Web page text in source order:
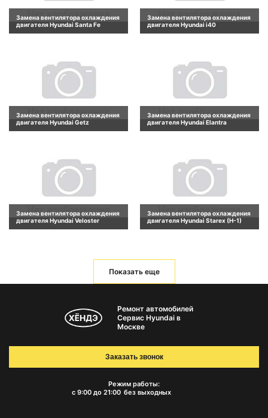
Замена вентилятора охлаждения
двигателя Hyundai Santa Fe
Замена вентилятора охлаждения
двигателя Hyundai i40
Замена вентилятора охлаждения
двигателя Hyundai Getz
Замена вентилятора охлаждения
двигателя Hyundai Elantra
Замена вентилятора охлаждения
двигателя Hyundai Veloster
Замена вентилятора охлаждения
двигателя Hyundai Starex (H-1)
Показать еще
Ремонт автомобилей
Сервис Hyundai в
Москве
Режим работы:
с 9:00 до 21:00 без выходных
Заказать звонок